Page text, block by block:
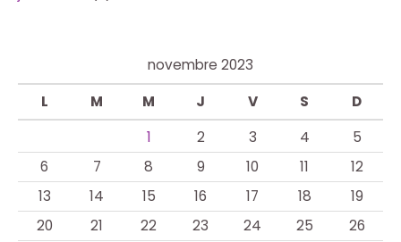
novembre 2023
L
M M J V S
D
1
2 3 4
5
6
7 8 9 10 11
12
13
14 15 16 17 18
19
20
21 22 23 24 25
26